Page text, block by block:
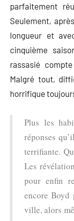
parfaitement
Seulement,
longueur et
cinquième
rassasié
Malgré tout,
horrifique
Plus les
réponses
terrifiante.
Les
pour enfin
encore
ville, alors